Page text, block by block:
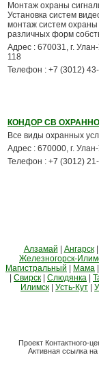
Монтаж охраны
Установка систем
монтаж систем
различных форм
Адрес : 670031, г.
118
Телефон : +7 (3012)
КОНДОР СВ
Все виды охранных
Адрес : 670000, г.
Телефон : +7 (3012)
Алзамай Ангарск|
Железногорск-
Магистральный
Мама
Свирск Слюдянка
Илимск
Усть-Кут
Проект Контактного-
Активная ссылка